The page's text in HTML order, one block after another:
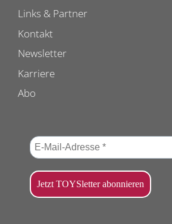
Links & Partner
Kontakt
Newsletter
Karriere
Abo